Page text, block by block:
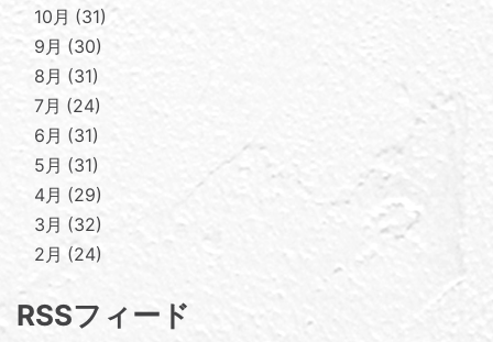
10月
31
9月
30
8月
31
7月
24
6月
31
5月
31
4月
29
3月
32
2月
24
RSSフィード